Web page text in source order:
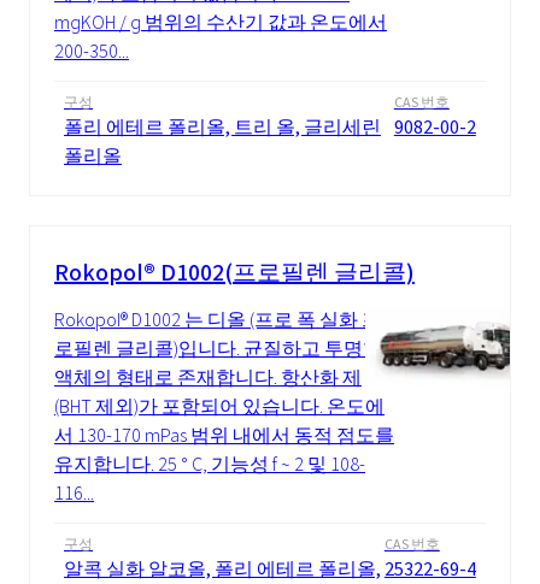
mgKOH / g 범위의 수산기 값과 온도에서
200-350...
구성
폴리 에테르 폴리올, 트리 올, 글리세린
폴리올
CAS 번호
9082-00-2
Rokopol® D1002(프로필렌 글리콜)
Rokopol® D1002 는 디올 (프로 폭 실화 프
로필렌 글리콜)입니다. 균질하고 투명한
액체의 형태로 존재합니다. 항산화 제
(BHT 제외)가 포함되어 있습니다. 온도에
서 130-170 mPas 범위 내에서 동적 점도를
유지합니다. 25 ° C, 기능성 f ~ 2 및 108-
116...
구성
알콕 실화 알코올, 폴리 에테르 폴리올,
CAS 번호
25322-69-4